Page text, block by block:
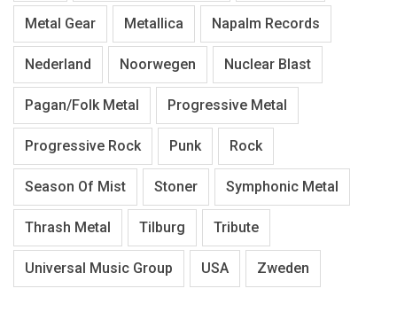
Metal Gear Metallica Napalm Records
Nederland Noorwegen Nuclear Blast
Pagan/Folk Metal Progressive Metal
Progressive Rock Punk Rock
Season Of Mist Stoner Symphonic Metal
Thrash Metal Tilburg Tribute
Universal Music Group USA Zweden